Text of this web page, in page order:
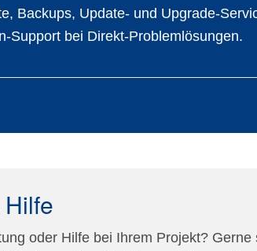
Backups, Update- und Upgrade-
Support bei Direkt-Problemlösungen.
oder Hilfe bei Ihrem Projekt?